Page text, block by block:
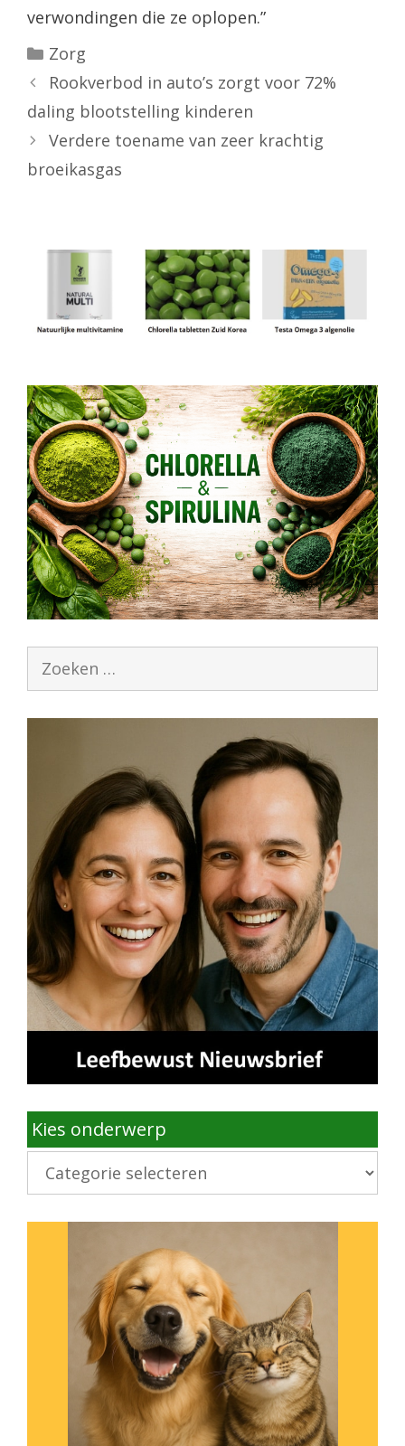
verwondingen die ze oplopen.”
Categorieën
Zorg
Rookverbod in auto’s zorgt voor 72%
daling blootstelling kinderen
Verdere toename van zeer krachtig
broeikasgas
Zoek
Kies onderwerp
Kies
onderwerp